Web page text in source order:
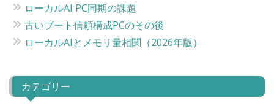
ローカルAI PC同期の課題
古いブート信頼構成PCのその後
ローカルAIとメモリ量相関（2026年版）
カテゴリー